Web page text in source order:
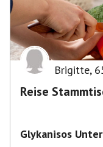
Brigitte,
Reise
Glykanisos